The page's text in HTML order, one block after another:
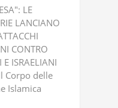
LE
LANCIANO
CONTRO
E ISRAELIANI
Corpo delle
Islamica